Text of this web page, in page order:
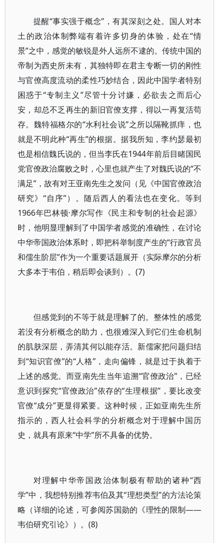
提醒“事实强于概念”，有其深刻之处。国人对本
土的政治体制弊端有着许多切身的体验，处在“情
景”之中，感觉的敏锐是外人远所不逮的。传统中国的
帝制为西史所未有，其独特即在君主专断一切的刚性
与官僚高度流动的柔性巧妙结合，因此中国学者特别
困惑于“专制主义”尽管十分讨嫌，必欲去之而后心
安，却总不乏再生的新旧官僚支撑，得以一再复活苟
存。魏特福格尔的“水利社会说”之所以隔靴抓痒，也
就是不明此种“再生”的根据。据我所知，李约瑟最初
也是相信魏氏说的，但当李氏在1944年前后目睹国民
党官僚政治腐败之时，心里也就产生了对魏氏说的“不
满足”，故有对王亚南先生之发问（见《中国官僚政治
研究》“自序”）。随后西人的看法也在变化。等到
1966年巴林顿·摩尔写作《民主和专制的社会起源》
时，他明显理解到了中国学者感觉的准确性，在讨论
中华帝国政治体系时，即把科举制度产生的“行政官员
和儒生阶层”作为一个重要话题展开（实际摩尔的分析
大多本于韦伯，稍后即会谈到）。(7)
但感觉到的不等于就是理解了的。整体性的感觉
若没有分析概念的助力，也很难深入到它们生命机制
的肌肤深层，弄清其何以能存活。新儒家把问题归结
到“知识官僚”的“人格”，走向偏锋，就是过于执着于
上述的感觉。而亚南先生当年追溯“官僚政治”，已经
意识到探究“官僚政治”依存的“生理根据”，要比改变
官僚“成分”更显得紧要。这种时候，正如亚南先生所
指示的，西人社会科学的分析概念对于理解中国历
史，就具有原来“中学”所不具备的优势。
对理解中华帝国政治体制极有帮助的诸种“西
学”中，我想特别推荐韦伯及其“理想类型”的方法论策
略（详细的论述，可参阅苏国勋的《理性的限制——
韦伯研究引论》）。(8)